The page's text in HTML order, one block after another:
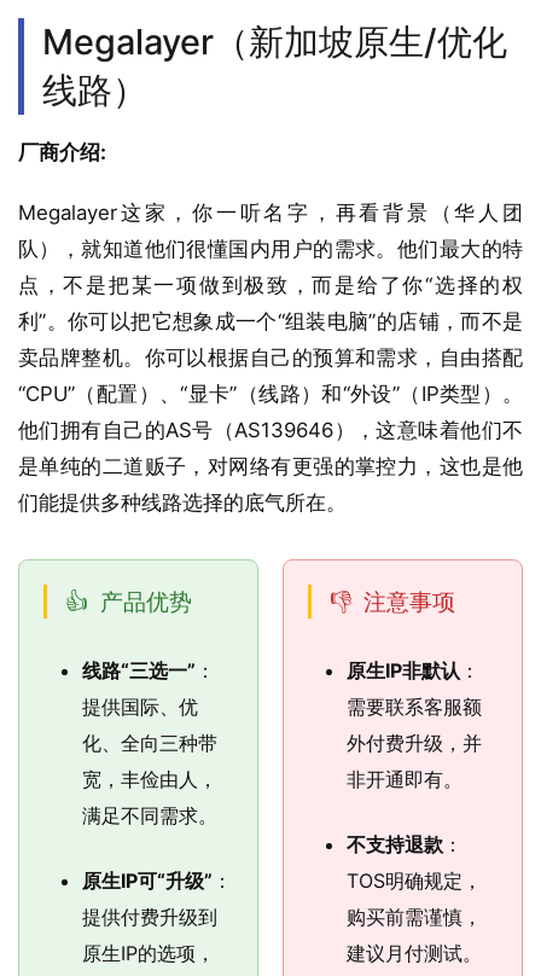
Megalayer（新加坡原生/优化
线路）
厂商介绍:
Megalayer这家，你一听名字，再看背景（华人团
队），就知道他们很懂国内用户的需求。他们最大的特
点，不是把某一项做到极致，而是给了你“选择的权
利”。你可以把它想象成一个“组装电脑”的店铺，而不是
卖品牌整机。你可以根据自己的预算和需求，自由搭配
“CPU”（配置）、“显卡”（线路）和“外设”（IP类型）。
他们拥有自己的AS号（AS139646），这意味着他们不
是单纯的二道贩子，对网络有更强的掌控力，这也是他
们能提供多种线路选择的底气所在。
产品优势
线路“三选一” ：
提供国际、优
化、全向三种带
宽，丰俭由人，
满足不同需求。
原生IP可“升级” ：
提供付费升级到
原生IP的选项，
注意事项
原生IP非默认 ：
需要联系客服额
外付费升级，并
非开通即有。
不支持退款 ：
TOS明确规定，
购买前需谨慎，
建议月付测试。